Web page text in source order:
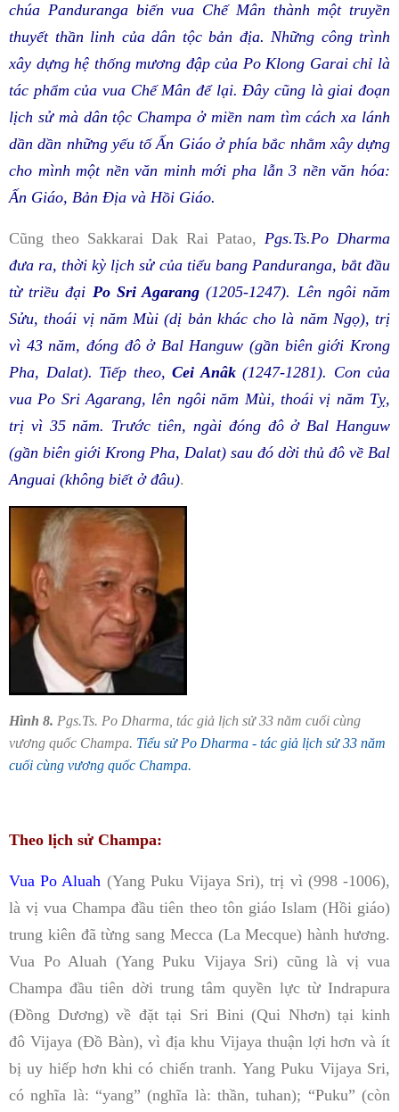
chúa Panduranga biến vua Chế Mân thành một truyền
thuyết thần linh của dân tộc bản địa. Những công trình
xây dựng hệ thống mương đập của Po Klong Garai chỉ là
tác phẩm của vua Chế Mân để lại. Đây cũng là giai đoạn
lịch sử mà dân tộc Champa ở miền nam tìm cách xa lánh
dần dần những yếu tố Ấn Giáo ở phía bắc nhằm xây dựng
cho mình một nền văn minh mới pha lẫn 3 nền văn hóa:
Ấn Giáo, Bản Địa và Hồi Giáo.
Cũng theo Sakkarai Dak Rai Patao, Pgs.Ts.Po Dharma
đưa ra, thời kỳ lịch sử của tiểu bang Panduranga, bắt đầu
từ triều đại Po Sri Agarang (1205-1247). Lên ngôi năm
Sửu, thoái vị năm Mùi (dị bản khác cho là năm Ngọ), trị
vì 43 năm, đóng đô ở Bal Hanguw (gần biên giới Krong
Pha, Dalat). Tiếp theo, Cei Anâk(1247-1281). Con của
vua Po Sri Agarang, lên ngôi năm Mùi, thoái vị năm Tỵ,
trị vì 35 năm. Trước tiên, ngài đóng đô ở Bal Hanguw
(gần biên giới Krong Pha, Dalat) sau đó dời thủ đô về Bal
Anguai (không biết ở đâu).
Hình 8. Pgs.Ts. Po Dharma, tác giả lịch sử 33 năm cuối cùng
vương quốc Champa. Tiểu sử Po Dharma - tác giả lịch sử 33 năm
cuối cùng vương quốc Champa.
Theo lịch sử Champa:
Vua Po Aluah (Yang Puku Vijaya Sri), trị vì (998 -1006),
là vị vua Champa đầu tiên theo tôn giáo Islam (Hồi giáo)
trung kiên đã từng sang Mecca (La Mecque) hành hương.
Vua Po Aluah (Yang Puku Vijaya Sri) cũng là vị vua
Champa đầu tiên dời trung tâm quyền lực từ Indrapura
(Đồng Dương) về đặt tại Sri Bini (Qui Nhơn) tại kinh
đô Vijaya (Đồ Bàn), vì địa khu Vijaya thuận lợi hơn và ít
bị uy hiếp hơn khi có chiến tranh.Yang Puku Vijaya Sri,
có nghĩa là: “yang” (nghĩa là: thần, tuhan); “Puku” (còn